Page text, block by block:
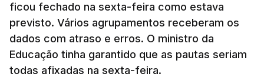
ficou fechado na sexta-feira como estava
previsto. Vários agrupamentos receberam os
dados com atraso e erros. O ministro da
Educação tinha garantido que as pautas seriam
todas afixadas na sexta-feira.